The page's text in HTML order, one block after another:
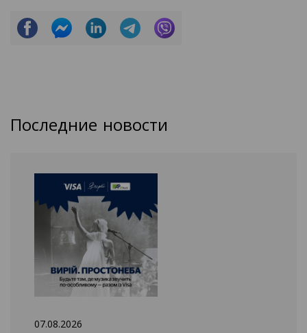
Последние новости
07.08.2026